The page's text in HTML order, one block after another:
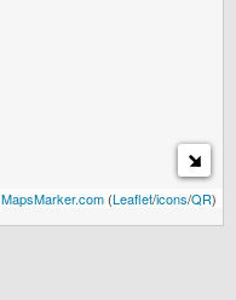
MapsMarker.com (Leaflet/icons/QR)